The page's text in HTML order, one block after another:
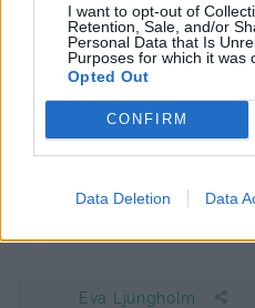
I want to opt-out of
Retention, Sale, and/or
Personal Data that Is
Purposes for which it was
Opted Out
CONFIRM
Data Deletion Data
någonsin!!
Nu står denna tigerkaka i
man är) tog jag en för stor
iaf men blev ingen
skriva ut form storlek!?
Tack för alla grymma
Med vänlig hälsning,
0 Svara
Eva Ljungholm